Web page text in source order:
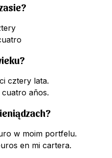
cztery lata.
años.
w moim portfelu.
en mi cartera.